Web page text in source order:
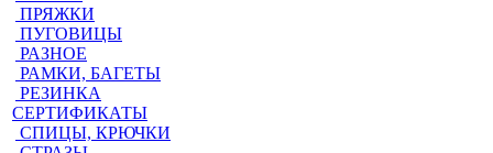
ПРЯЖКИ
ПУГОВИЦЫ
РАЗНОЕ
РАМКИ, БАГЕТЫ
РЕЗИНКА
СЕРТИФИКАТЫ
СПИЦЫ, КРЮЧКИ